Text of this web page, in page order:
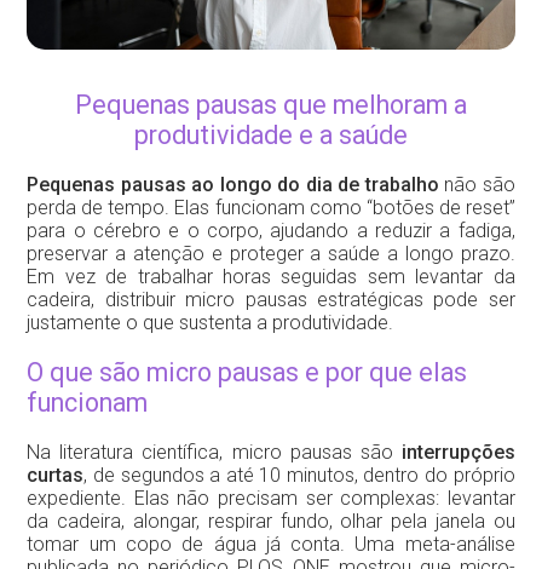
Pequenas pausas que melhoram a
produtividade e a saúde
Pequenas pausas ao longo do dia de trabalho não são
perda de tempo. Elas funcionam como “botões de reset”
para o cérebro e o corpo, ajudando a reduzir a fadiga,
preservar a atenção e proteger a saúde a longo prazo.
Em vez de trabalhar horas seguidas sem levantar da
cadeira, distribuir micro pausas estratégicas pode ser
justamente o que sustenta a produtividade.
O que são micro pausas e por que elas
funcionam
Na literatura científica, micro pausas são interrupções
curtas, de segundos a até 10 minutos, dentro do próprio
expediente. Elas não precisam ser complexas: levantar
da cadeira, alongar, respirar fundo, olhar pela janela ou
tomar um copo de água já conta. Uma meta-análise